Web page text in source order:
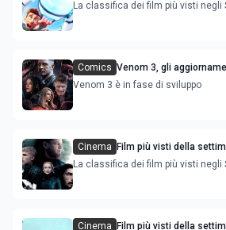
La classifica dei film più visti negli
Comics Venom 3, gli
Venom 3 è in fase di sviluppo
Cinema
Film più visti della
‘The Last Duel' sono le
La classifica dei film più visti negli
Cinema
Film più visti della